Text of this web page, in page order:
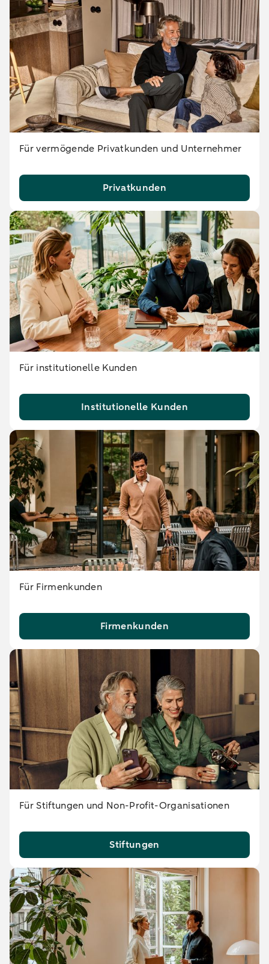
Für vermögende Privatkunden und Unternehmer
Privatkunden
Für institutionelle Kunden
Institutionelle Kunden
Für Firmenkunden
Firmenkunden
Für Stiftungen und Non-Profit-Organisationen
Stiftungen